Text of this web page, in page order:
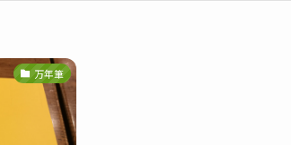
万年筆